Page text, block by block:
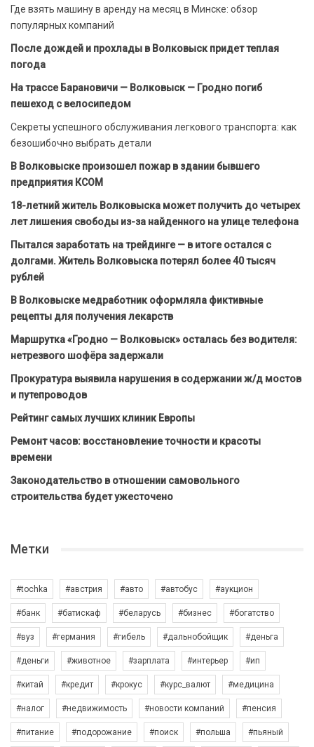
Где взять машину в аренду на месяц в Минске: обзор
популярных компаний
После дождей и прохлады в Волковыск придет теплая
погода
На трассе Барановичи — Волковыск — Гродно погиб
пешеход с велосипедом
Секреты успешного обслуживания легкового транспорта: как
безошибочно выбрать детали
В Волковыске произошел пожар в здании бывшего
предприятия КСОМ
18-летний житель Волковыска может получить до четырех
лет лишения свободы из-за найденного на улице телефона
Пытался заработать на трейдинге — в итоге остался с
долгами. Житель Волковыска потерял более 40 тысяч
рублей
В Волковыске медработник оформляла фиктивные
рецепты для получения лекарств
Маршрутка «Гродно — Волковыск» осталась без водителя:
нетрезвого шофёра задержали
Прокуратура выявила нарушения в содержании ж/д мостов
и путепроводов
Рейтинг самых лучших клиник Европы
Ремонт часов: восстановление точности и красоты
времени
Законодательство в отношении самовольного
строительства будет ужесточено
Метки
#tochka #австрия #авто #автобус #аукцион
#банк #батискаф #беларусь #бизнес #богатство
#вуз #германия #гибель #дальнобойщик #деньга
#деньги #животное #зарплата #интерьер #ип
#китай #кредит #крокус #курс_валют #медицина
#налог #недвижимость #новости компаний #пенсия
#питание #подорожание #поиск #польша #пьяный